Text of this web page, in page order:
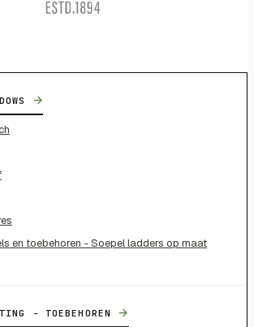
→
en toebehoren - Soepel ladders op maat
- TOEBEHOREN →